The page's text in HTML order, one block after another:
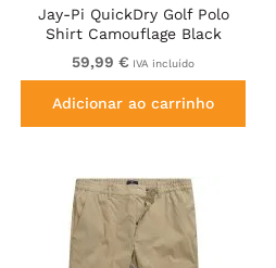
Jay-Pi QuickDry Golf Polo
Shirt Camouflage Black
59,99 € IVA incluído
Adicionar ao carrinho